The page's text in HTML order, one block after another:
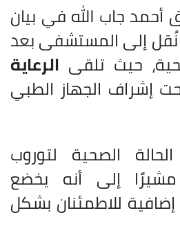
أحمد جاب الله في بيان
إلى المستشفى بعد
حيث تلقى الرعاية
إشراف الجهاز الطبي
الصحية لتوروب
مشيرًا إلى أنه يخضع
للاطمئنان بشكل